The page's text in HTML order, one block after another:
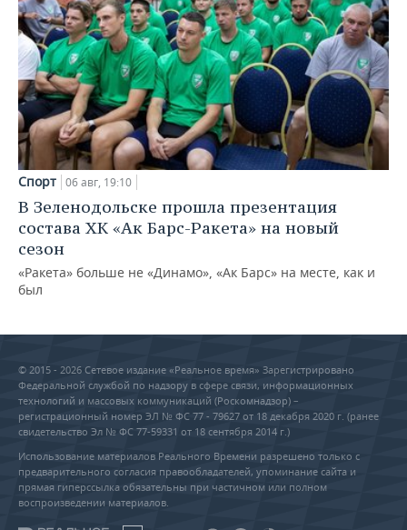
Спорт 06 авг, 19:10
В Зеленодольске прошла презентация
состава ХК «Ак Барс-Ракета» на новый
сезон
«Ракета» больше не «Динамо», «Ак Барс» на месте, как и
был
© 2015 - 2026 Сетевое издание «Реальное время» Зарегистрировано
Федеральной службой по надзору в сфере связи, информационных
технологий и массовых коммуникаций (Роскомнадзор) –
регистрационный номер ЭЛ № ФС 77 - 79627 от 18 декабря 2020 г. (ранее
свидетельство Эл № ФС 77-59331 от 18 сентября 2014 г.)
Использование материалов Реального Времени разрешено только с
предварительного согласия правообладателей, упоминание сайта и
прямая гиперссылка обязательны при частичном или полном
воспроизведении материалов.